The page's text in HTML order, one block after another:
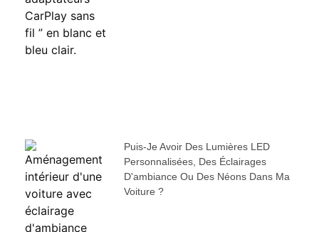
Puis-Je Avoir Des Lumières LED
Personnalisées, Des Éclairages
D'ambiance Ou Des Néons Dans Ma
Voiture ?